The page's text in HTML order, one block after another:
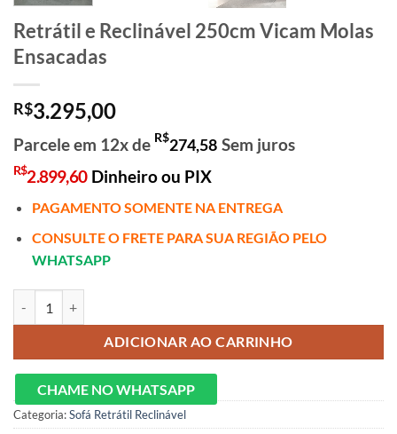
Retrátil e Reclinável 250cm Vicam Molas
Ensacadas
R$3.295,00
Parcele em 12x de R$274,58 Sem juros
R$2.899,60 Dinheiro ou PIX
PAGAMENTO SOMENTE NA ENTREGA
CONSULTE O FRETE PARA SUA REGIÃO PELO
WHATSAPP
ADICIONAR AO CARRINHO
CHAME NO WHATSAPP
Categoria:Sofá Retrátil Reclinável